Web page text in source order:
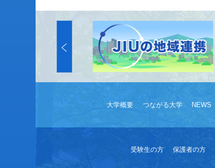
大学概要 つながる大学 NEWS
受験生の方 保護者の方